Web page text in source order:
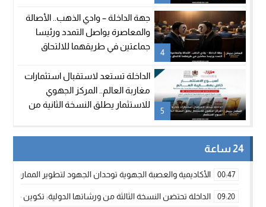
4
جهة الداخلة – وادي الذهب.. الأصالة
والمعاصرة يواصل التمدد ورئيسا
جماعتين في طريقهما للالتحاق
5
الداخلة تستعد لاستقبال استثمارات
مغاربة العالم.. المركز الجهوي
للاستثمار يطلق النسخة الثانية من
24 ساعة
00:47 الأكاديمية والعصبة الجهوية توحدان الجهود لتطوير الممارسة
09:20 الداخلة تحتضن النسخة الثالثة من ورشاتها الدولية: تكوين